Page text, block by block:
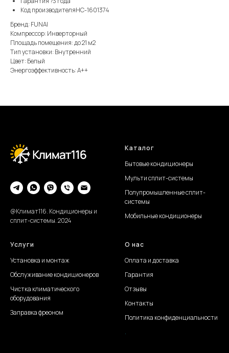
Код производителяНС-1601374
Бренд: FUNAI
Компрессор: Инверторный
Площадь помещения: до 21 м2
Тип установки: Внутренний
Цвет: Белый
Энергоэффективность: А++
@Климат116. Кондиционеры и
сплит-системы. 2024
Каталог
Бытовые кондиционеры
Мульти сплит-системы
Полупромышленные сплит-
системы
Мобильные кондиционеры
Услуги
Установка и монтаж
Обслуживаниекондиционеров
Чистка климатического
оборудования
Заправка фреоном
О нас
Оплата и доставка
Гарантия
Отзывы
Контакты
Политика конфиденциальности
.